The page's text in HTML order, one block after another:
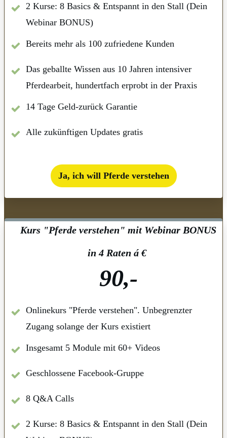
2 Kurse: 8 Basics & Entspannt in den Stall (Dein
Webinar BONUS)
Bereits mehr als 100 zufriedene Kunden
Das geballte Wissen aus 10 Jahren intensiver
Pferdearbeit, hundertfach erprobt in der Praxis
14 Tage Geld-zurück Garantie
Alle zukünftigen Updates gratis
Ja, ich will Pferde verstehen
Kurs "Pferde verstehen" mit Webinar BONUS
in 4 Raten á €
90,-
Onlinekurs "Pferde verstehen". Unbegrenzter
Zugang solange der Kurs existiert
Insgesamt 5 Module mit 60+ Videos
Geschlossene Facebook-Gruppe
8 Q&A Calls
2 Kurse: 8 Basics & Entspannt in den Stall (Dein